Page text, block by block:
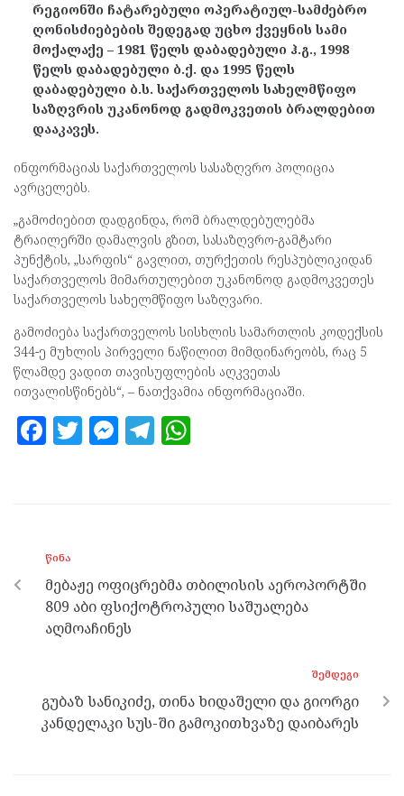
რეგიონში ჩატარებული ოპერატიულ-სამძებრო
ღონისძიებების შედეგად უცხო ქვეყნის სამი
მოქალაქე – 1981 წელს დაბადებული ჰ.გ., 1998
წელს დაბადებული ბ.ქ. და 1995 წელს
დაბადებული ბ.ს. საქართველოს სახელმწიფო
საზღვრის უკანონოდ გადმოკვეთის ბრალდებით
დააკავეს.
ინფორმაციას საქართველოს სასაზღვრო პოლიცია
ავრცელებს.
„გამოძიებით დადგინდა, რომ ბრალდებულებმა
ტრაილერში დამალვის გზით, სასაზღვრო-გამტარი
პუნქტის, „სარფის“ გავლით, თურქეთის რესპუბლიკიდან
საქართველოს მიმართულებით უკანონოდ გადმოკვეთეს
საქართველოს სახელმწიფო საზღვარი.
გამოძიება საქართველოს სისხლის სამართლის კოდექსის
344-ე მუხლის პირველი ნაწილით მიმდინარეობს, რაც 5
წლამდე ვადით თავისუფლების აღკვეთას
ითვალისწინებს“, – ნათქვამია ინფორმაციაში.
F
o
o
k
T M
er
T
m p
p
ᲬᲘᲜᲐ
მებაჟე ოფიცრებმა თბილისის აეროპორტში
809 აბი ფსიქოტროპული საშუალება
აღმოაჩინეს
ᲨᲔᲛᲓᲔᲒᲘ
გუბაზ სანიკიძე, თინა ხიდაშელი და გიორგი
კანდელაკი სუს-ში გამოკითხვაზე დაიბარეს